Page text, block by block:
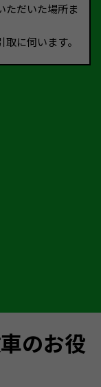
ただいた場所ま
取に伺います。
のお役